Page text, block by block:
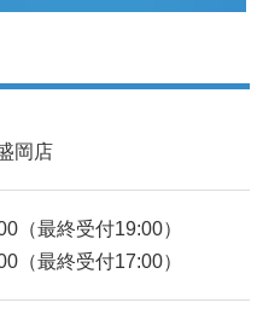
岡店
最終受付19:00）
最終受付17:00）